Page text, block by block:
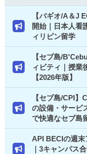
【バギオ/A＆J
開始｜日本人看
ィリピン留学
【セブ島/
ィビティ｜授業
【2026年版】
【セブ島/CPI
の設備・サービ
で快適なセブ島
API BECIの週
｜3キャンパス